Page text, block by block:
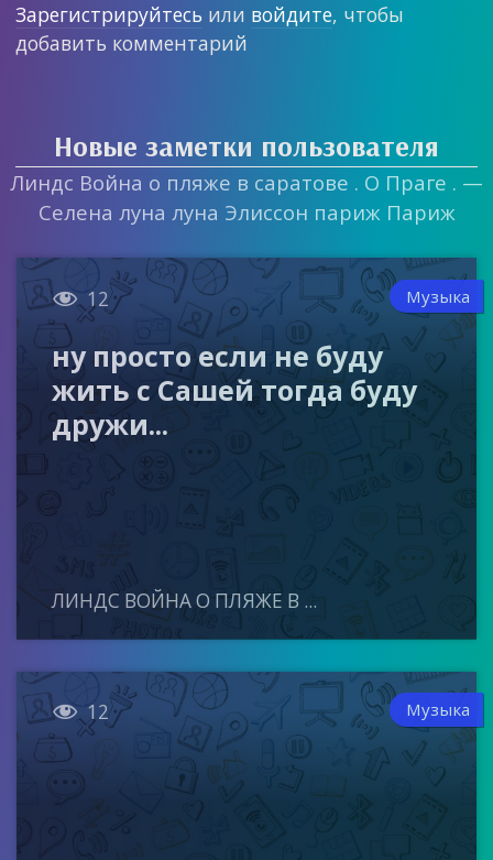
Зарегистрируйтесь или войдите, чтобы
добавить комментарий
Новые заметки пользователя
Линдс Война о пляже в саратове . О Праге . —
Селена луна луна Элиссон париж Париж
 12 Музыка
ну просто если не буду
жить с Сашей тогда буду
дружи...
ЛИНДС ВОЙНА О ПЛЯЖЕ В ...
 12 Музыка